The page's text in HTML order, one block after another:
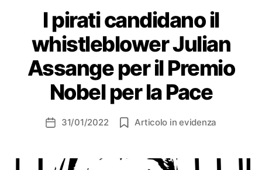
I pirati candidano il
whistleblower Julian
Assange per il Premio
Nobel per la Pace
Data31/01/2022 Articolo in evidenza